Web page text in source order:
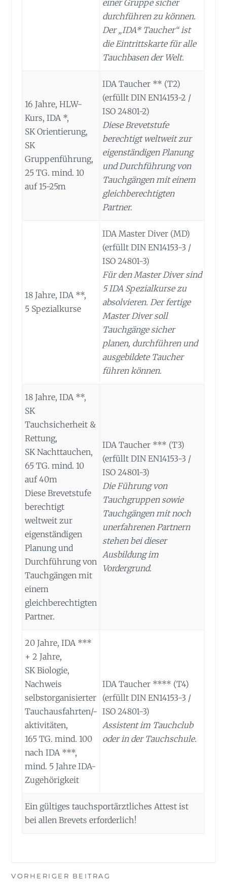
einer Gruppe sicher
durchführen zu können.
Der „IDA* Taucher“ ist
die Eintrittskarte für alle
Tauchbasen der Welt.
16 Jahre, HLW-
Kurs, IDA *,
SK Orientierung,
SK
Gruppenführung,
25 TG. mind. 10
auf 15-25m
IDA Taucher ** (T2)
(erfüllt DIN EN14153-2 /
ISO 24801-2)
Diese Brevetstufe
berechtigt weltweit zur
eigenständigen Planung
und Durchführung von
Tauchgängen mit einem
gleichberechtigten
Partner.
18 Jahre, IDA **,
5 Spezialkurse
IDA Master Diver (MD)
(erfüllt DIN EN14153-3 /
ISO 24801-3)
Für den Master Diver sind
5 IDA Spezialkurse zu
absolvieren. Der fertige
Master Diver soll
Tauchgänge sicher
planen, durchführen und
ausgebildete Taucher
führen können.
18 Jahre, IDA **,
SK
Tauchsicherheit &
Rettung,
SK Nachttauchen,
65 TG. mind. 10
auf 40m
Diese Brevetstufe
berechtigt
weltweit zur
eigenständigen
Planung und
Durchführung von
Tauchgängen mit
einem
gleichberechtigten
Partner.
IDA Taucher *** (T3)
(erfüllt DIN EN14153-3 /
ISO 24801-3)
Die Führung von
Tauchgruppen sowie
Tauchgängen mit noch
unerfahrenen Partnern
stehen bei dieser
Ausbildung im
Vordergrund.
20 Jahre, IDA ***
+ 2 Jahre,
SK Biologie,
Nachweis
selbstorganisierter
Tauchausfahrten/-
aktivitäten,
165 TG. mind. 100
nach IDA ***,
mind. 5 Jahre IDA-
Zugehörigkeit
IDA Taucher **** (T4)
(erfüllt DIN EN14153-3 /
ISO 24801-3)
Assistent im Tauchclub
oder in der Tauchschule.
Ein gültiges tauchsportärztliches Attest ist
bei allen Brevets erforderlich!
Beitragsnavigation
VORHERIGER BEITRAG